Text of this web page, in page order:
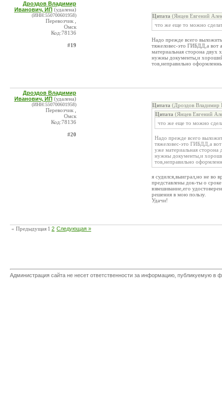
Дроздов Владимир
Иванович, ИП (удалена)
(ИНН:550700601958)
Перевозчик ,
Омск
Код:78136
#19
Цитата (Янцев Евгений
что же еще то можно
Надо прежде всего
тяжеловес-это ГИБДД,а вот
материальная сторона двух
нужны документы,и
тов,неправильно
Дроздов Владимир
Иванович, ИП (удалена)
(ИНН:550700601958)
Перевозчик ,
Омск
Код:78136
#20
Цитата (Дроздов
Цитата (Янцев Евгений
что же еще то можно
Надо прежде всего
тяжеловес-это ГИБДД,а
уже материальная
нужны документы,и
тов,неправильно
я судился,выиграл,но не во
представлены док-ты о
взвешивание,его
решения в мою пользу.
Удачи!
« Предыдущая 1 2 Следующая »
Администрация сайта не несет ответственности за информацию, публикуемую